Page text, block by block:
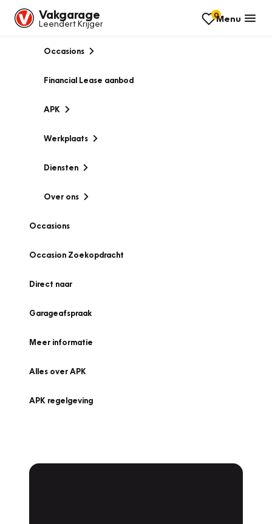
Vakgarage
Leendert Krijger
0Menu
Occasions
Financial Lease aanbod
APK
Werkplaats
Diensten
Over ons
Occasions
Occasion Zoekopdracht
Direct naar
Garageafspraak
Meer informatie
Alles over APK
APK regelgeving